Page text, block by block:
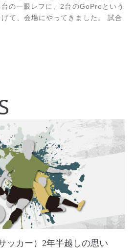
の一眼レフに、2台のGoProという
て、会場にやってきました。 試合
影した画像となりまRead more...
ッカー）2年半越しの思い